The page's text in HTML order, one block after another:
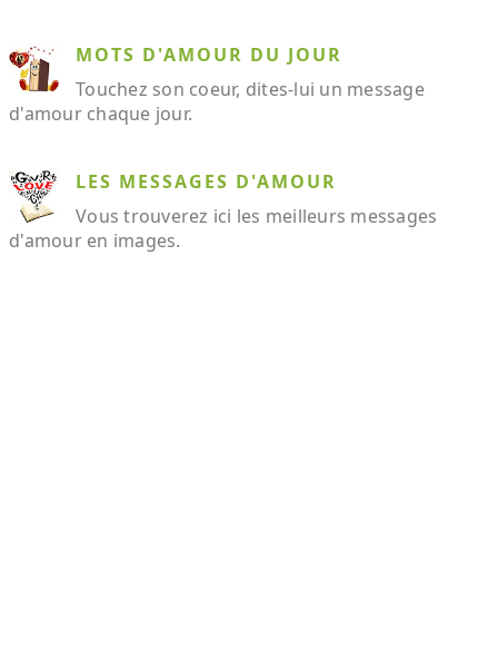
MOTS D'AMOUR DU JOUR
Touchez son coeur, dites-lui un message
d'amour chaque jour.
LES MESSAGES D'AMOUR
Vous trouverez ici les meilleurs messages
d'amour en images.